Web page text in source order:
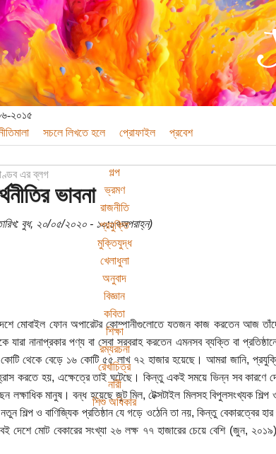
২০১৫
সচলে লিখতে হলে প্রোফাইল প্রবেশ
গল্প
ভ্রমণ
রাজনীতি
প্রযুক্তি
মুক্তিযুদ্ধ
খেলাধুলা
অনুবাদ
বিজ্ঞান
কবিতা
শিক্ষা
রম্যরচনা
রেখাচিত্র
নারী
শিশু অধিকার
এর ব্লগ
ভাবনা
বুধ, ২০/০৫/২০২০ - ১০:১৭অপরাহ্ন)
মোবাইল ফোন অপারেটর কোম্পানীগুলোতে যতজন কাজ করতেন আজ
যারা নানাপ্রকার পণ্য বা সেবা সরবরাহ করতেন এমনসব ব্যক্তি বা
কোটি থেকে বেড়ে ১৬ কোটি ৫৫ লাখ ৭২ হাজার হয়েছে। আমরা জানি,
করতে হয়, এক্ষেত্রে তাই ঘটেছে। কিন্তু একই সময়ে ভিন্ন সব কারণে
লক্ষাধিক মানুষ। বন্ধ হয়েছে জুট মিল, টেক্সটাইল মিলসহ বিপুলসংখ্যক শিল্প
শিল্প ও বাণিজ্যিক প্রতিষ্ঠান যে গড়ে ওঠেনি তা নয়, কিন্তু
দেশে মোট বেকারের সংখ্যা ২৬ লক্ষ ৭৭ হাজারের চেয়ে বেশি (জুন,